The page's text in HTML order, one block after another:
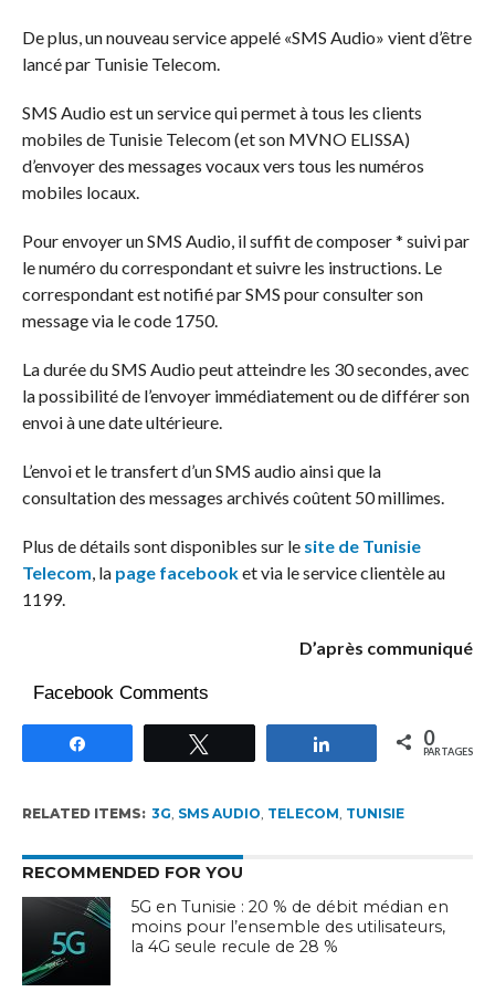
De plus, un nouveau service appelé «SMS Audio» vient d’être
lancé par Tunisie Telecom.
SMS Audio est un service qui permet à tous les clients
mobiles de Tunisie Telecom (et son MVNO ELISSA)
d’envoyer des messages vocaux vers tous les numéros
mobiles locaux.
Pour envoyer un SMS Audio, il suffit de composer * suivi par
le numéro du correspondant et suivre les instructions. Le
correspondant est notifié par SMS pour consulter son
message via le code 1750.
La durée du SMS Audio peut atteindre les 30 secondes, avec
la possibilité de l’envoyer immédiatement ou de différer son
envoi à une date ultérieure.
L’envoi et le transfert d’un SMS audio ainsi que la
consultation des messages archivés coûtent 50 millimes.
Plus de détails sont disponibles sur le site de Tunisie
Telecom, la page facebooket via le service clientèle au
1199.
D’après communiqué
Facebook Comments
Partagez 0
PARTAGES
RELATED ITEMS: 3G, SMS AUDIO, TELECOM, TUNISIE
RECOMMENDED FOR YOU
5G en Tunisie : 20 % de débit médian en
moins pour l’ensemble des utilisateurs,
la 4G seule recule de 28 %